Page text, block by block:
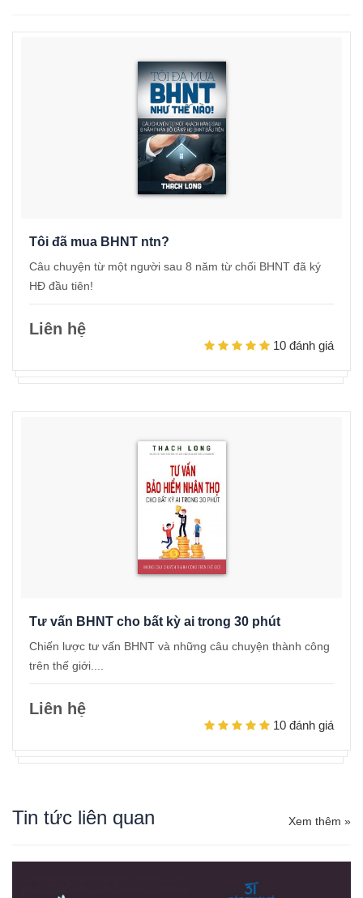
Tôi đã mua BHNT ntn?
Câu chuyện từ một người sau 8 năm từ chối BHNT đã ký
HĐ đầu tiên!
Liên hệ
10 đánh giá
Tư vấn BHNT cho bất kỳ ai trong 30 phút
Chiến lược tư vấn BHNT và những câu chuyện thành công
trên thế giới....
Liên hệ
10 đánh giá
Tin tức liên quan Xem thêm »